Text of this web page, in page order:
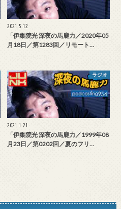
2021.5.12
「伊集院光 深夜の馬鹿力／2020年05
月18日／第1283回／リモート…
ラジオ
2021.1.21
「伊集院光 深夜の馬鹿力／1999年08
月23日／第0202回／夏のフリ…